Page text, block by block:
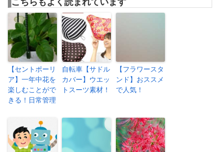
【セントポーリ
ア】一年中花を
楽しむことがで
きる！日常管理
自転車【サドル
カバー】ウエッ
トスーツ素材！
【フラワースタ
ンド】おススメ
で人気！